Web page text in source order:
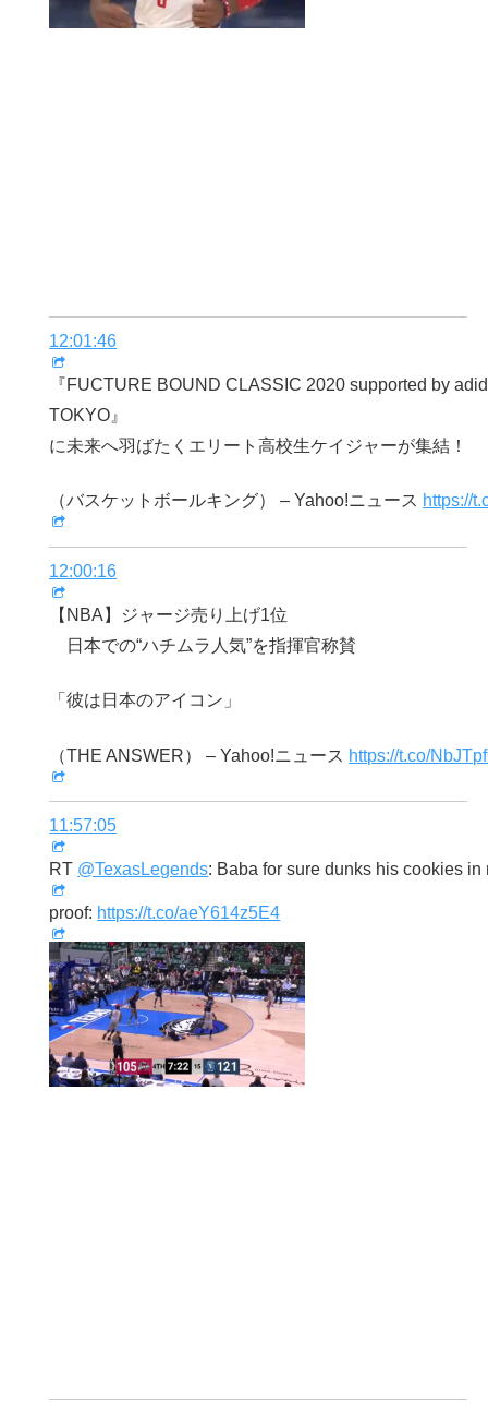
12:01:46
『FUCTURE BOUND CLASSIC 2020 supported by
TOKYO』
に未来へ羽ばたくエリート高校生ケイジャーが集結！
（バスケットボールキング） – Yahoo!ニュース https://
12:00:16
【NBA】ジャージ売り上げ1位
日本での“ハチムラ人気”を指揮官称賛
「彼は日本のアイコン」
（THE ANSWER） – Yahoo!ニュース https://t.co/
11:57:05
RT @TexasLegends: Baba for sure dunks his cookies in
proof: https://t.co/aeY614z5E4